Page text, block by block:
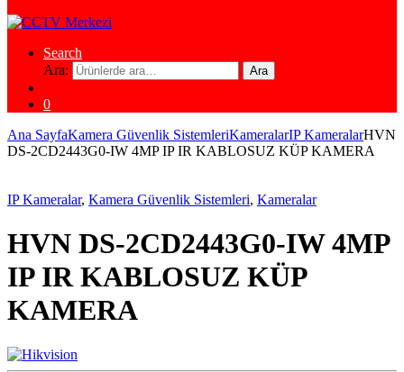
Search
Ara:
Ara
0
Ana SayfaKamera Güvenlik SistemleriKameralarIP KameralarHVN
DS-2CD2443G0-IW 4MP IP IR KABLOSUZ KÜP KAMERA
IP Kameralar, Kamera Güvenlik Sistemleri, Kameralar
HVN DS-2CD2443G0-IW 4MP
IP IR KABLOSUZ KÜP
KAMERA